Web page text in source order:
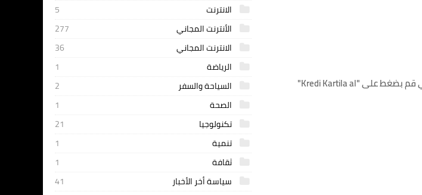
الانترنت
5
الأنترنت المجاني
277
الانترنت المجاني
36
الرياضة
1
السياحة والسفر
2
الصحة
1
تكنولوجيا
21
تنمية
1
ثقافة
1
سياسة أخر الأخبار
41